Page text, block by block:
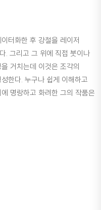
터화한 후 강철을 레이저
. 그리고 그 위에 직접 붓이나
거치는데 이것은 조각의
한다. 누구나 쉽게 이해하고
명랑하고 화려한 그의 작품은